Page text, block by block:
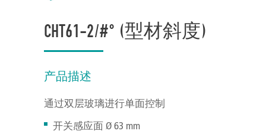
CHT61-2/#° (型材斜度)
产品描述
通过双层玻璃进行单面控制
开关感应面 Ø 63 mm